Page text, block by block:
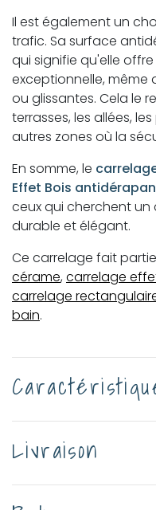
Il est également un
trafic. Sa surface
qui signifie qu'elle
exceptionnelle, même
ou glissantes. Cela le
terrasses, les allées,
autres zones où la
En somme, le carrelage
Effet Bois antidérapant
ceux qui cherchent
durable et élégant.
Ce carrelage fait
cérame, carrelage
carrelage
bain.
Livraison